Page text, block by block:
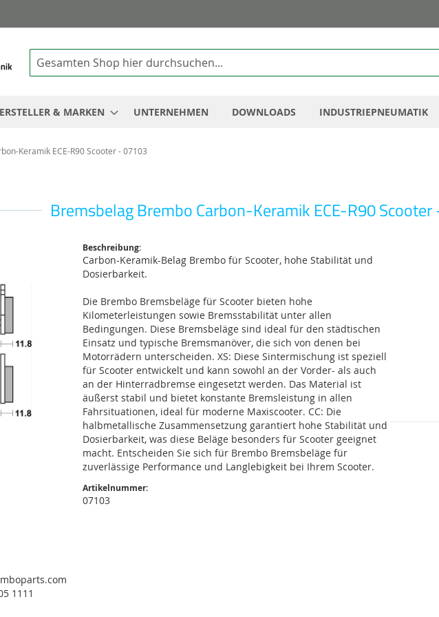
Inhalt
& MARKEN UNTERNEHMEN DOWNLOADS INDUSTRIEPNEUMATIK
Keramik ECE-R90 Scooter - 07103
Bremsbelag Brembo Carbon-Keramik ECE-R90
Beschreibung:
Carbon-Keramik-Belag Brembo für Scooter, hohe Stabilität und
Dosierbarkeit.
Die Brembo Bremsbeläge für Scooter bieten hohe
Kilometerleistungen sowie Bremsstabilität unter allen
Bedingungen. Diese Bremsbeläge sind ideal für den städtischen
Einsatz und typische Bremsmanöver, die sich von denen bei
Motorrädern unterscheiden. XS: Diese Sintermischung ist speziell
für Scooter entwickelt und kann sowohl an der Vorder- als auch
an der Hinterradbremse eingesetzt werden. Das Material ist
äußerst stabil und bietet konstante Bremsleistung in allen
Fahrsituationen, ideal für moderne Maxiscooter. CC: Die
halbmetallische Zusammensetzung garantiert hohe Stabilität und
Dosierbarkeit, was diese Beläge besonders für Scooter geeignet
macht. Entscheiden Sie sich für Brembo Bremsbeläge für
zuverlässige Performance und Langlebigkeit bei Ihrem Scooter.
Artikelnummer:
07103
1111